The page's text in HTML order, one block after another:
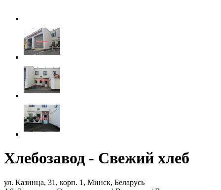
Хлебозавод - Свежий хлеб
ул. Казинца, 31, корп. 1, Минск, Беларусь